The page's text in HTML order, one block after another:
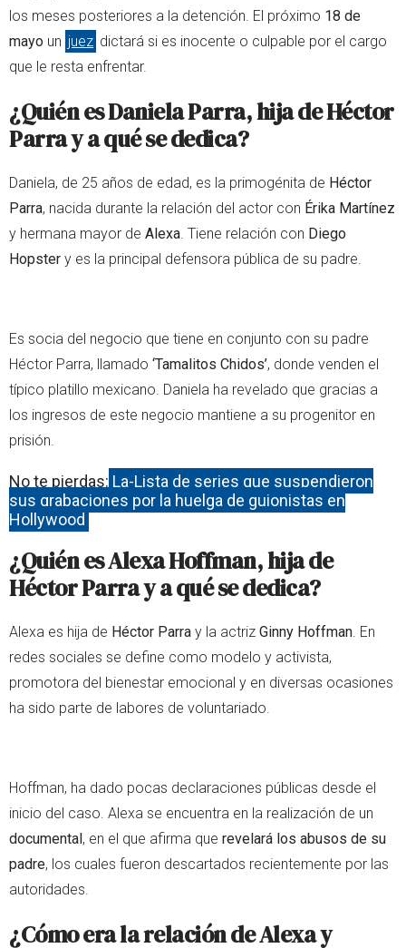
los meses posteriores a la detención. El próximo 18 de
mayo un juez dictará si es inocente o culpable por el cargo
que le resta enfrentar.
¿Quién es Daniela Parra, hija de Héctor
Parra y a qué se dedica?
Daniela, de 25 años de edad, es la primogénita de Héctor
Parra, nacida durante la relación del actor con Érika Martínez
y hermana mayor de Alexa . Tiene relación con Diego
Hopster y es la principal defensora pública de su padre.
Es socia del negocio que tiene en conjunto con su padre
Héctor Parra, llamado ‘Tamalitos Chidos’, donde venden el
típico platillo mexicano. Daniela ha revelado que gracias a
los ingresos de este negocio mantiene a su progenitor en
prisión.
No te pierdas: La-Lista de series que suspendieron
sus grabaciones por la huelga de guionistas en
Hollywood
¿Quién es Alexa Hoffman, hija de
Héctor Parra y a qué se dedica?
Alexa es hija de Héctor Parra y la actriz Ginny Hoffman . En
redes sociales se define como modelo y activista,
promotora del bienestar emocional y en diversas ocasiones
ha sido parte de labores de voluntariado.
Hoffman, ha dado pocas declaraciones públicas desde el
inicio del caso. Alexa se encuentra en la realización de un
documental, en el que afirma que revelará los abusos de su
padre, los cuales fueron descartados recientemente por las
autoridades.
¿Cómo era la relación de Alexa y